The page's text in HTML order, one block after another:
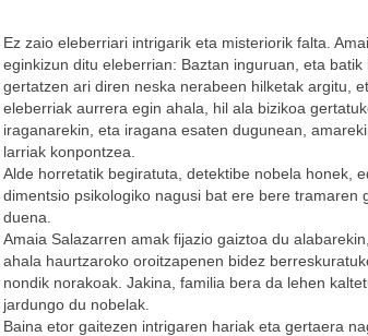
Ez zaio eleberriari intrigarik eta misteriorik falta.
eginkizun ditu eleberrian: Baztan inguruan, eta batik
gertatzen ari diren neska nerabeen hilketak argitu,
eleberriak aurrera egin ahala, hil ala bizikoa
iraganarekin, eta iragana esaten dugunean,
larriak konpontzea.
Alde horretatik begiratuta, detektibe nobela honek,
dimentsio psikologiko nagusi bat ere bere tramaren
duena.
Amaia Salazarren amak fijazio gaiztoa du
ahala haurtzaroko oroitzapenen bidez
nondik norakoak. Jakina, familia bera da lehen
jardungo du nobelak.
Baina etor gaitezen intrigaren hariak eta gertaera